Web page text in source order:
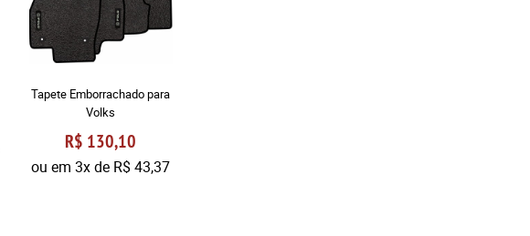
Tapete Emborrachado para
Volks
R$ 130,10
ou em3xde R$ 43,37